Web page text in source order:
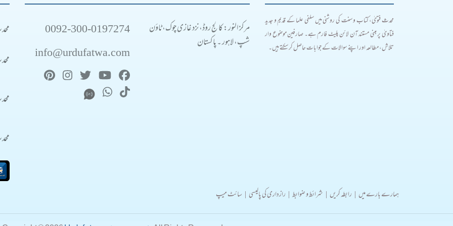
محدث فتویٰ، کتاب و سنت کی روشنی میں سلفی علما کے قدیم و جدید
فتاویٰ پر مبنی مستند آن لائن پلیٹ فارم ہے۔ صارفین موضوع وار
تلاش، مطالعہ اور اپنے سوالات کے جوابات حاصل کر سکتے ہیں۔
مرکز النور: کالج روڈ، نزد غازی چوک، ٹاؤن
شپ، لاہور ۔ پاکستان
0092-300-0197274
info@urdufatwa.com
ہمارے بارے میں | رابطہ کریں | شرائط و ضوابط | رازداری کی پالیسی | سائٹ میپ